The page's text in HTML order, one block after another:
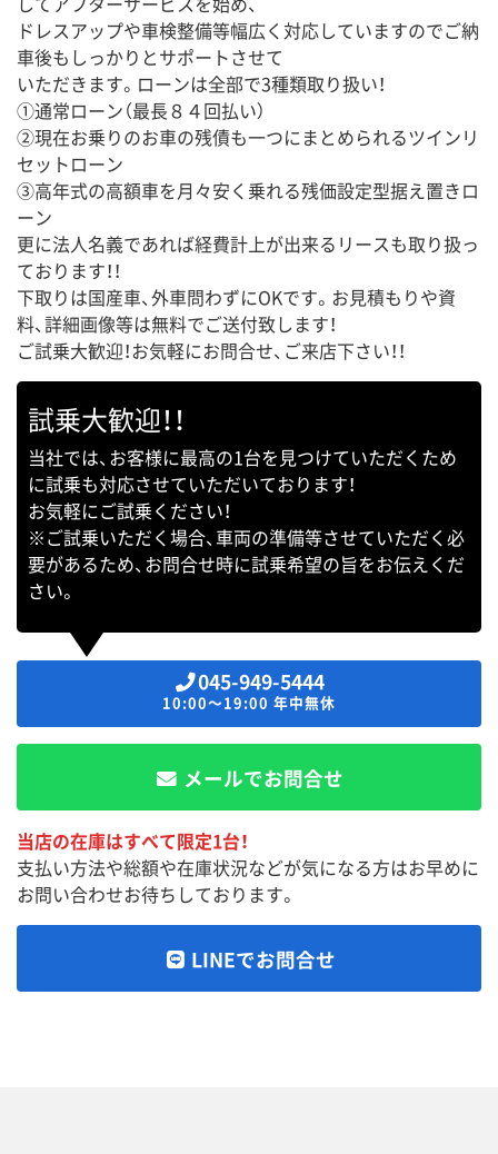
ドレスアップや車検整備等幅広く対応していますのでご納
車後もしっかりとサポートさせて
いただきます。ローンは全部で3種類取り扱い！
①通常ローン（最長８４回払い）
②現在お乗りのお車の残債も一つにまとめられるツインリ
セットローン
③高年式の高額車を月々安く乗れる残価設定型据え置きロ
ーン
更に法人名義であれば経費計上が出来るリースも取り扱っ
ております！！
下取りは国産車、外車問わずにOKです。お見積もりや資
料、詳細画像等は無料でご送付致します！
ご試乗大歓迎！お気軽にお問合せ、ご来店下さい！！
試乗大歓迎！！
当社では、お客様に最高の1台を見つけていただくため
に試乗も対応させていただいております！
お気軽にご試乗ください！
※ご試乗いただく場合、車両の準備等させていただく必
要があるため、お問合せ時に試乗希望の旨をお伝えくだ
さい。
045-949-5444
10:00～19:00 年中無休
メールでお問合せ
当店の在庫はすべて限定1台！
支払い方法や総額や在庫状況などが気になる方はお早めに
お問い合わせお待ちしております。
LINEでお問合せ